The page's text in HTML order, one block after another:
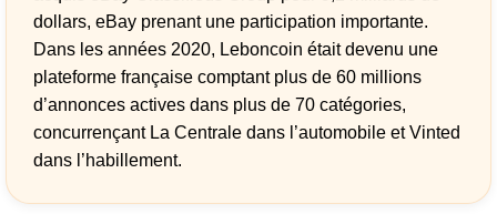
dollars, eBay prenant une participation importante.
Dans les années 2020, Leboncoin était devenu une
plateforme française comptant plus de 60 millions
d’annonces actives dans plus de 70 catégories,
concurrençant La Centrale dans l’automobile et Vinted
dans l’habillement.